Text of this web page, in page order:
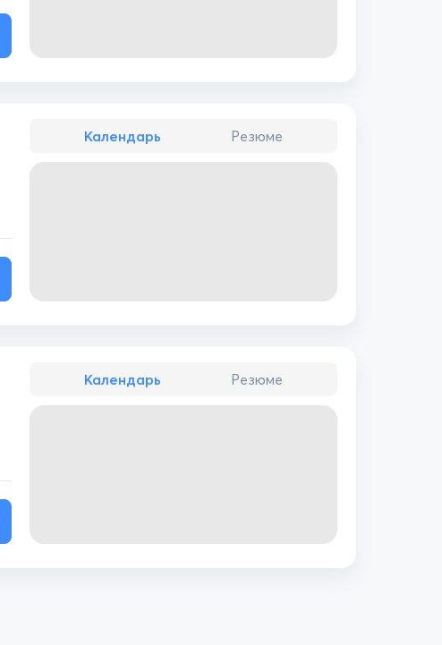
Календарь Резюме
Календарь Резюме